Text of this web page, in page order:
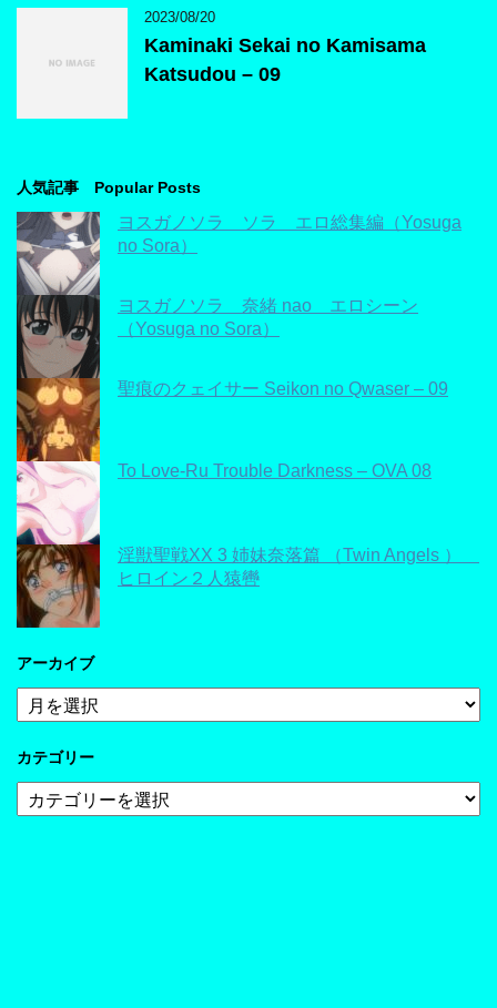
2023/08/20
Kaminaki Sekai no Kamisama
Katsudou – 09
人気記事 Popular Posts
ヨスガノソラ ソラ エロ総集編（Yosuga
no Sora）
ヨスガノソラ 奈緒 nao エロシーン
（Yosuga no Sora）
聖痕のクェイサー Seikon no Qwaser – 09
To Love-Ru Trouble Darkness – OVA 08
淫獣聖戦XX 3 姉妹奈落篇 （Twin Angels ）
ヒロイン２人猿轡
アーカイブ
ア
ー
イ
カテゴリー
テ